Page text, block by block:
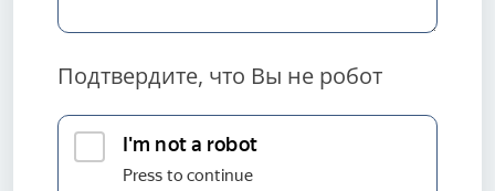
Подтвердите, что Вы не робот